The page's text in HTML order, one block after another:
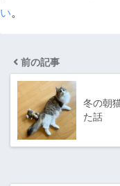
い。
前の記事
冬の朝
た話